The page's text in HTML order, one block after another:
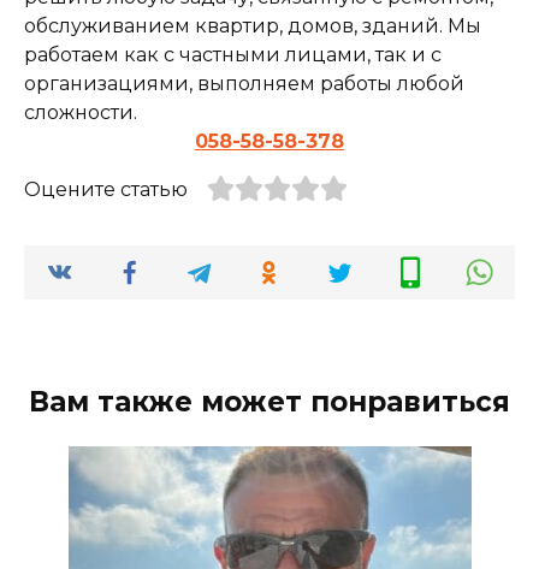
обслуживанием квартир, домов, зданий. Мы
работаем как с частными лицами, так и с
организациями, выполняем работы любой
сложности.
058-58-58-378
Оцените статью
Вам также может понравиться